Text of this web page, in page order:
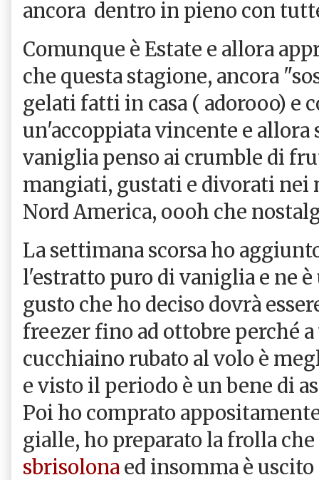
ancora dentro in pieno con
Comunque è Estate e allora
che questa stagione, ancora
gelati fatti in casa ( adorooo) e
un'accoppiata vincente e allora
vaniglia penso ai crumble di
mangiati, gustati e divorati
Nord America, oooh che
La settimana scorsa ho
l'estratto puro di vaniglia e ne
gusto che ho deciso dovrà
freezer fino ad ottobre perché
cucchiaino rubato al volo è
e visto il periodo è un bene di
Poi ho comprato
gialle, ho preparato la frolla
sbrisolona ed insomma è